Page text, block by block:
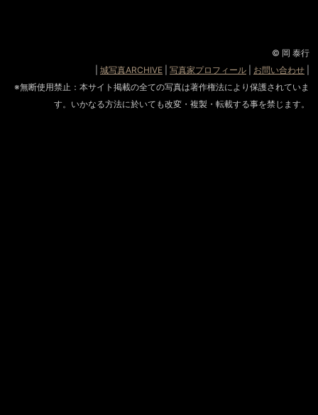
© 岡 泰行
城写真ARCHIVE 写真家プロフィール お問い合わせ
※無断使用禁止：本サイト掲載の全ての写真は著作権法により保護されていま
す。いかなる方法に於いても改変・複製・転載する事を禁じます。